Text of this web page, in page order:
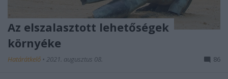
Az elszalasztott lehetőségek
környéke
Határátkelő • 2021. augusztus 08. 86